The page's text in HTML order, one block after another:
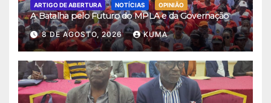
ARTIGO DE ABERTURA NOTÍCIAS OPINIÃO
A Batalha pelo Futuro do MPLA e da Governação
8 DE AGOSTO, 2026 KUMA